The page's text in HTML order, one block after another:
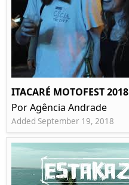
ITACARÉ MOTOFEST 2018
Por Agência Andrade
Added September 19, 2018